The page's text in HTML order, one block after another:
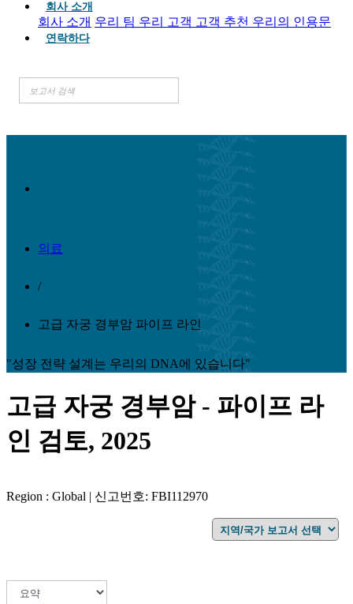
회사 소개
회사 소개 우리 팀 우리 고객 고객 추천 우리의 인용문
연락하다
의료
/
고급 자궁 경부암 파이프 라인
"성장 전략 설계는 우리의 DNA에 있습니다"
고급 자궁 경부암 - 파이프 라
인 검토, 2025
Region : Global | 신고번호: FBI112970